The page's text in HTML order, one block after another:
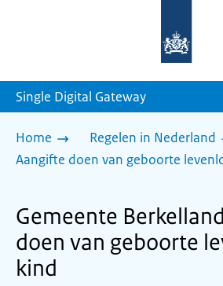
homepage
Single Digital Gateway
Home
Regelen in Nederland
Aangifte doen van geboorte
Gemeente
doen van geboorte
kind